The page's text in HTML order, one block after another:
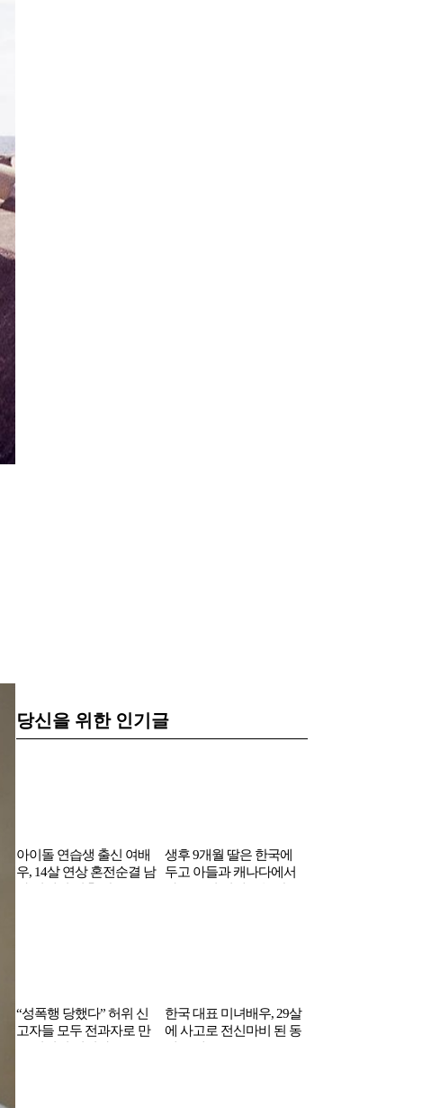
당신을 위한 인기글
아이돌 연습생 출신 여배
우, 14살 연상 혼전순결 남
생후 9개월 딸은 한국에
두고 아들과 캐나다에서
“성폭행 당했다” 허위 신
고자들 모두 전과자로 만
한국 대표 미녀배우, 29살
에 사고로 전신마비 된 동